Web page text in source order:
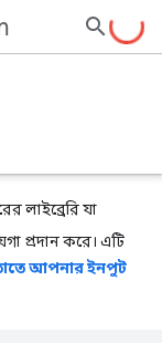
লাইব্রেরি যা
প্রদান করে। এটি
আপনার ইনপুট